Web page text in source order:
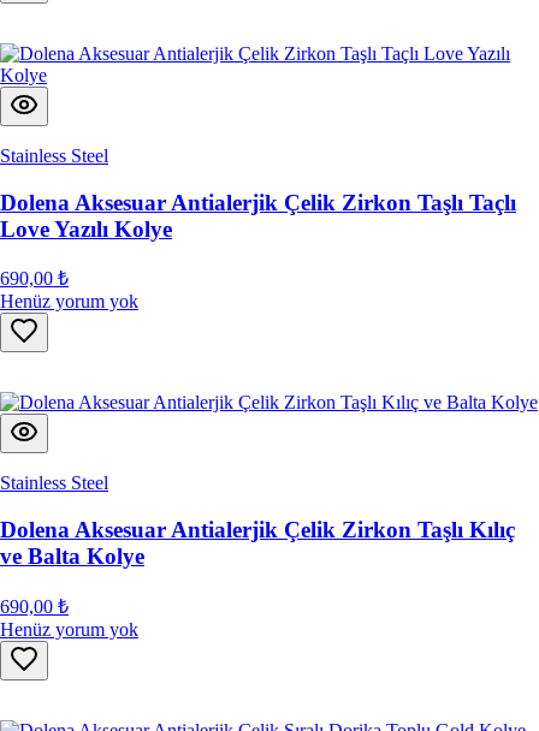
Stainless Steel
Dolena Aksesuar Antialerjik Çelik Zirkon Taşlı Taçlı
Love Yazılı Kolye
690,00 ₺
Henüz yorum yok
Stainless Steel
Dolena Aksesuar Antialerjik Çelik Zirkon Taşlı Kılıç
ve Balta Kolye
690,00 ₺
Henüz yorum yok